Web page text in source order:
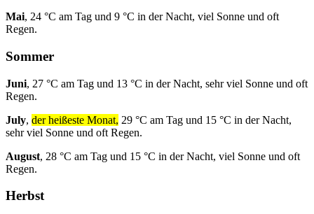
Mai, 24 °C am Tag und 9 °C in der Nacht, viel Sonne und oft
Regen.
Sommer
Juni, 27 °C am Tag und 13 °C in der Nacht, sehr viel Sonne und oft
Regen.
July, der heißeste Monat, 29 °C am Tag und 15 °C in der Nacht,
sehr viel Sonne und oft Regen.
August, 28 °C am Tag und 15 °C in der Nacht, viel Sonne und oft
Regen.
Herbst